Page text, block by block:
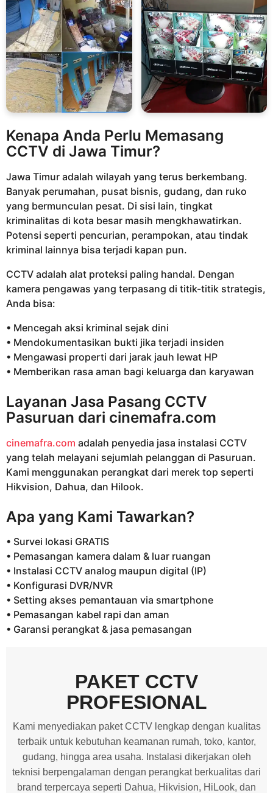
Kenapa Anda Perlu Memasang
CCTV di Jawa Timur?
Jawa Timur adalah wilayah yang terus berkembang.
Banyak perumahan, pusat bisnis, gudang, dan ruko
yang bermunculan pesat. Di sisi lain, tingkat
kriminalitas di kota besar masih mengkhawatirkan.
Potensi seperti pencurian, perampokan, atau tindak
kriminal lainnya bisa terjadi kapan pun.
CCTV adalah alat proteksi paling handal. Dengan
kamera pengawas yang terpasang di titik-titik strategis,
Anda bisa:
• Mencegah aksi kriminal sejak dini
• Mendokumentasikan bukti jika terjadi insiden
• Mengawasi properti dari jarak jauh lewat HP
• Memberikan rasa aman bagi keluarga dan karyawan
Layanan Jasa Pasang CCTV
Pasuruan dari cinemafra.com
cinemafra.com adalah penyedia jasa instalasi CCTV
yang telah melayani sejumlah pelanggan di Pasuruan.
Kami menggunakan perangkat dari merek top seperti
Hikvision, Dahua, dan Hilook.
Apa yang Kami Tawarkan?
• Survei lokasi GRATIS
• Pemasangan kamera dalam & luar ruangan
• Instalasi CCTV analog maupun digital (IP)
• Konfigurasi DVR/NVR
• Setting akses pemantauan via smartphone
• Pemasangan kabel rapi dan aman
• Garansi perangkat & jasa pemasangan
PAKET CCTV
PROFESIONAL
Kami menyediakan paket CCTV lengkap dengan kualitas
terbaik untuk kebutuhan keamanan rumah, toko, kantor,
gudang, hingga area usaha. Instalasi dikerjakan oleh
teknisi berpengalaman dengan perangkat berkualitas dari
brand terpercaya seperti Dahua, Hikvision, HiLook, dan